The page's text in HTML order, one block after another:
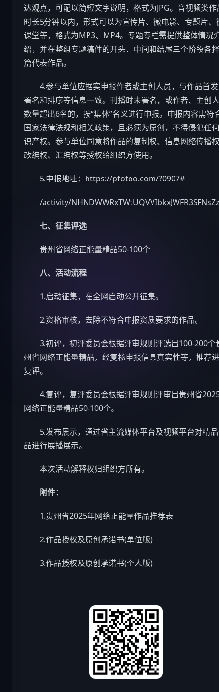
达观点，可配以简短文字说明，格式为JPG。音视频类作
时长5分钟以内，形式可以为宣传片、微电影、专题片、
课堂等，格式为MP3、MP4。专题专栏需提供整体情况
绍，并在整组专题稿件的开头、中间和结尾三个阶段各
篇代表作品。
4.参与单位应据实申报作者或主创人员，与作品首
署名和排序等信息一致。刊播时未署名，或作者、主创
数量超出6名的，按“集体”名义进行申报。申报内容需符
国家法律法规和相关政策，且必须为原创，不得侵犯任
识产权。参与单位同意将作品的复制权、信息网络传播
改编权、汇编权等授权给组织方使用。
5.申报地址：https://pfotoo.com/?0907#
/activity/
七、征集评选
贵州省网络正能量精品50-100个
八、活动流程
1.启动征集，在全网启动公开征集。
2.资格审核，去除不符合申报资质要求的作品。
3.初评，初评委员会根据评审规则评选出100-200个
州省网络正能量精品，经复核申报信息真实性等，推荐
复评。
4.复评，复评委员会根据评审规则评审出贵州省
网络正能量精品50-100个。
5.发布展示，通过省主流媒体平台及视频平台对精
品进行展播展示。
本次活动解释权归组织方所有。
附件：
1.贵州省2025年网络正能量作品推荐表
2.作品授权及原创承诺书(单位版)
3.作品授权及原创承诺书(个人版)